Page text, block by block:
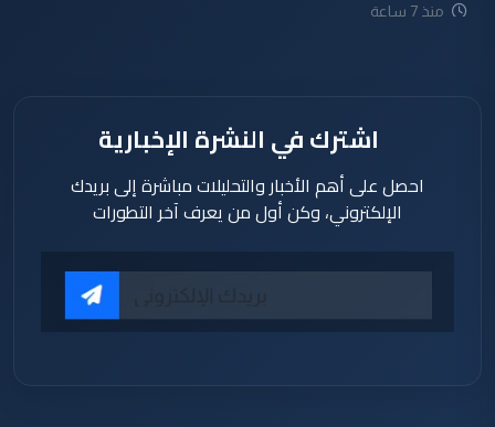
منذ 7 ساعة
اشترك في النشرة الإخبارية
احصل على أهم الأخبار والتحليلات مباشرة إلى بريدك
الإلكتروني، وكن أول من يعرف آخر التطورات